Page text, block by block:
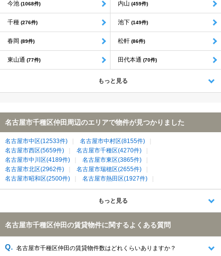
今池 (1068件) 内山 (459件)
千種 (276件) 池下 (149件)
春岡 (89件) 松軒 (86件)
東山通 (77件) 田代本通 (70件)
もっと見る
名古屋市千種区仲田周辺のエリアで物件が見つかりました
名古屋市中区(12533件)
名古屋市中村区(8155件)
名古屋市西区(5659件)
名古屋市千種区(4270件)
名古屋市中川区(4189件)
名古屋市東区(3865件)
名古屋市北区(2962件)
名古屋市瑞穂区(2655件)
名古屋市昭和区(2500件)
名古屋市熱田区(1927件)
名古屋市名東区(1877件)
名古屋市南区(1844件)
名古屋市緑区(1451件)
北名古屋市(438件)
尾張旭市(263件)
西春日井郡豊山町(136件)
もっと見る
名古屋市千種区仲田の賃貸物件に関するよくある質問
名古屋市千種区仲田の賃貸物件数はどれくらいありますか？